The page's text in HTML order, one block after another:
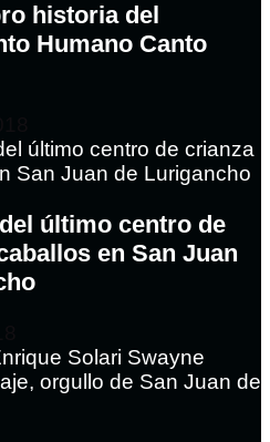
historia del
Humano Canto
último centro de
en San Juan